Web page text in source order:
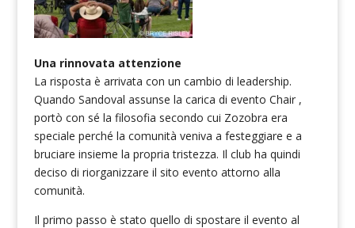
Una rinnovata attenzione
La risposta è arrivata con un cambio di leadership.
Quando Sandoval assunse la carica di evento Chair ,
portò con sé la filosofia secondo cui Zozobra era
speciale perché la comunità veniva a festeggiare e a
bruciare insieme la propria tristezza. Il club ha quindi
deciso di riorganizzare il sito evento attorno alla
comunità.
Il primo passo è stato quello di spostare il evento al